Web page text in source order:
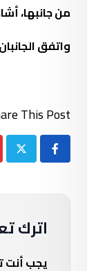
من جانبها،
واتفق
This Post:
اترك
يجب أنت